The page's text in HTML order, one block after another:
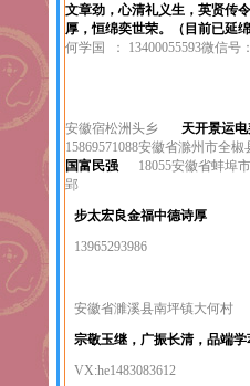
文章劲，心清礼义生，英贤传
厚，恒绵奕世荣。（目前已延
何学国 ： 13400055593微信号
安徽宿松洲头乡 天开景运
15869571088安徽省滁州市全椒
国富民强 18055安徽省蚌埠
郢
步太宏良金福中德诗厚
13965293986
安徽省濉溪县南坪镇大何村
宗敬玉继，广振长清，品端
VX:he1483083612